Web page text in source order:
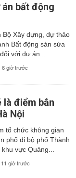
bất động
Bộ Xây dựng, dự thảo
Bất động sản sửa
với dự án...
6 giờ trước
là điểm bắn
Nội
tổ chức không gian
phố đi bộ phố Thành
vực Quảng...
11 giờ trước